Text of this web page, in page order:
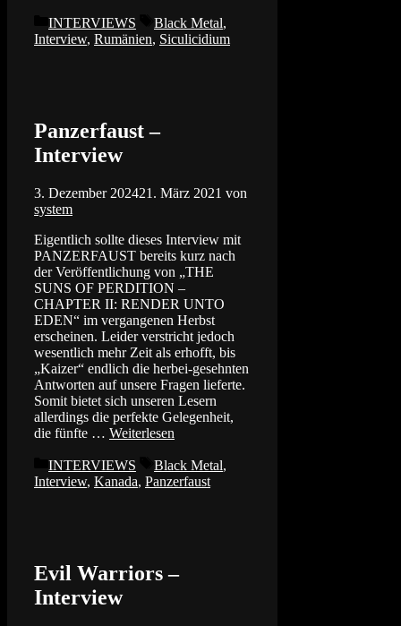
Kategorien
INTERVIEWS Schlagwörter
Black Metal,
Interview, Rumänien, Siculicidium
Panzerfaust –
Interview
3. Dezember 202421. März 2021 von
system
Eigentlich sollte dieses Interview mit
PANZERFAUST bereits kurz nach
der Veröffentlichung von „THE
SUNS OF PERDITION –
CHAPTER II: RENDER UNTO
EDEN“ im vergangenen Herbst
erscheinen. Leider verstricht jedoch
wesentlich mehr Zeit als erhofft, bis
„Kaizer“ endlich die herbei-gesehnten
Antworten auf unsere Fragen lieferte.
Somit bietet sich unseren Lesern
allerdings die perfekte Gelegenheit,
die fünfte … Weiterlesen
Kategorien
INTERVIEWS Schlagwörter
Black Metal,
Interview, Kanada, Panzerfaust
Evil Warriors –
Interview